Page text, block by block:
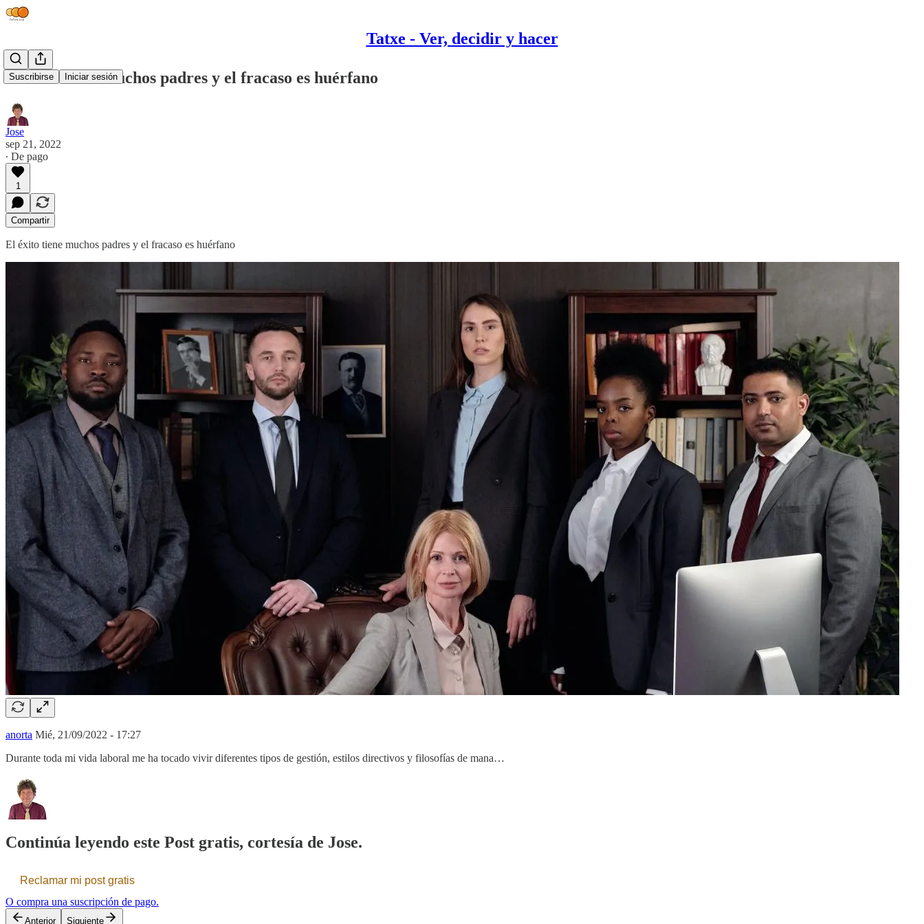
Tatxe - Ver, decidir y hacer
Suscribirse Iniciar sesión
El éxito tiene muchos padres y el fracaso es huérfano
Jose
sep 21, 2022
∙ De pago
1
Compartir
El éxito tiene muchos padres y el fracaso es huérfano
anorta Mié, 21/09/2022 - 17:27
Durante toda mi vida laboral me ha tocado vivir diferentes tipos de gestión, estilos directivos y filosofías de mana…
Continúa leyendo este Post gratis, cortesía de Jose.
Reclamar mi post gratis
O compra una suscripción de pago.
Anterior Siguiente